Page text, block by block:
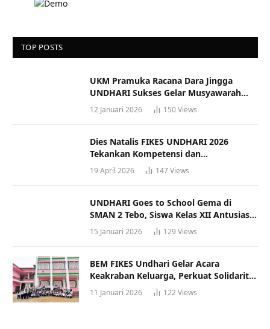
TOP POSTS
UKM Pramuka Racana Dara Jingga
UNDHARI Sukses Gelar Musyawarah
Racana
12 Januari 2026 150Views
Dies Natalis FIKES UNDHARI 2026
Tekankan Kompetensi dan
Profesionalisme Tenaga Kesehatan
19 April 2026 147Views
UNDHARI Goes to School Gema di
SMAN 2 Tebo, Siswa Kelas XII Antusias
Ikuti Sosialisasi Kampus Berkualitas
15 Januari 2026 129 Views
BEM FIKES Undhari Gelar Acara
Keakraban Keluarga, Perkuat Solidaritas
dan Gaya Hidup Sehat
11 Januari 2026 122Views